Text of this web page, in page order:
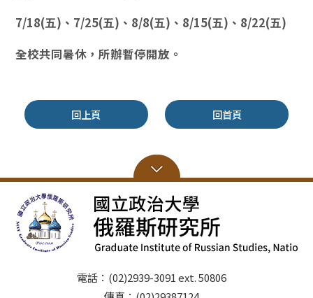
7/18(五)、7/25(五)、8/8(五)、8/15(五)、8/22(五)
全校共同暑休，所辦暫停開放。
回上頁 回首頁
電話：(02)2939-3091 ext. 50806